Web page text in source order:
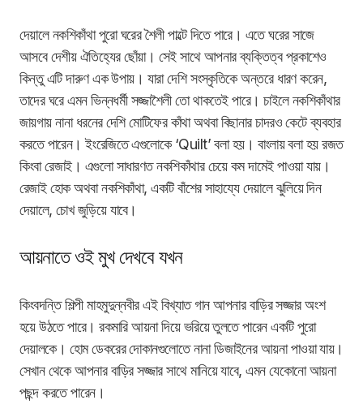
দেয়ালে নকশিকাঁথা পুরো ঘরের শৈলী পাল্টে দিতে পারে। এতে ঘরের সাজে
আসবে দেশীয় ঐতিহ্যের ছোঁয়া। সেই সাথে আপনার ব্যক্তিত্ব প্রকাশেও
কিন্তু এটি দারুণ এক উপায়। যারা দেশি সংস্কৃতিকে অন্তরে ধারণ করেন,
তাদের ঘরে এমন ভিন্নধর্মী সজ্জাশৈলী তো থাকতেই পারে। চাইলে নকশিকাঁথার
জায়গায় নানা ধরনের দেশি মোটিফের কাঁথা অথবা বিছানার চাদরও কেটে ব্যবহার
করতে পারেন। ইংরেজিতে এগুলোকে ‘Quilt’ বলা হয়। বাংলায় বলা হয় রজত
কিংবা রেজাই। এগুলো সাধারণত নকশিকাঁথার চেয়ে কম দামেই পাওয়া যায়।
রেজাই হোক অথবা নকশিকাঁথা, একটি বাঁশের সাহায্যে দেয়ালে ঝুলিয়ে দিন
দেয়ালে, চোখ জুড়িয়ে যাবে।
আয়নাতে ওই মুখ দেখবে যখন
কিংবদন্তি শিল্পী মাহমুদুন্নবীর এই বিখ্যাত গান আপনার বাড়ির সজ্জার অংশ
হয়ে উঠতে পারে। রকমারি আয়না দিয়ে ভরিয়ে তুলতে পারেন একটি পুরো
দেয়ালকে। হোম ডেকরের দোকানগুলোতে নানা ডিজাইনের আয়না পাওয়া যায়।
সেখান থেকে আপনার বাড়ির সজ্জার সাথে মানিয়ে যাবে, এমন যেকোনো আয়না
পছন্দ করতে পারেন।